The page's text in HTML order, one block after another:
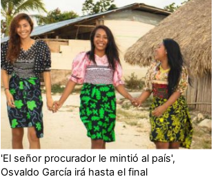
'El señor procurador le mintió al país',
Osvaldo García irá hasta el final